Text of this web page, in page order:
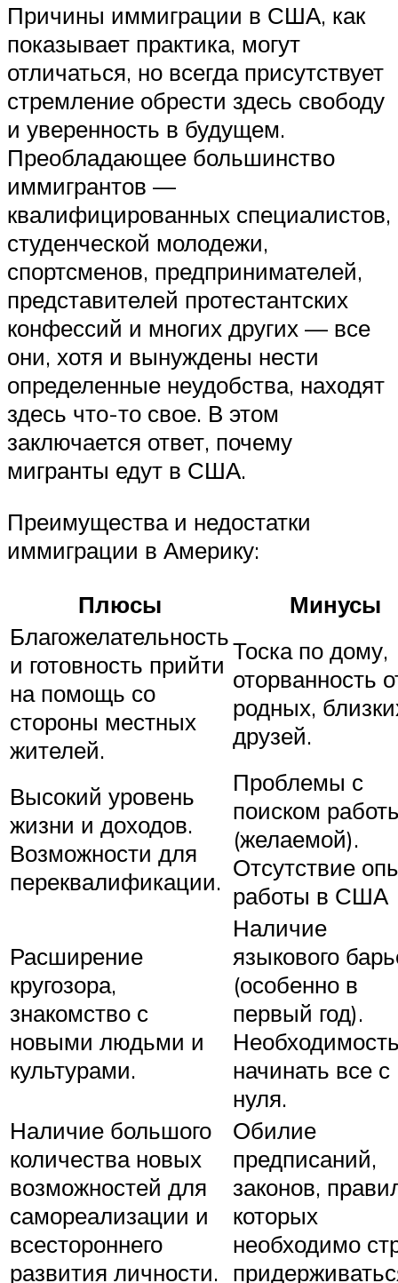
Причины иммиграции в США, как
показывает практика, могут
отличаться, но всегда присутствует
стремление обрести здесь свободу
и уверенность в будущем.
Преобладающее большинство
иммигрантов —
квалифицированных специалистов,
студенческой молодежи,
спортсменов, предпринимателей,
представителей протестантских
конфессий и многих других — все
они, хотя и вынуждены нести
определенные неудобства, находят
здесь что-то свое. В этом
заключается ответ, почему
мигранты едут в США.
Преимущества и недостатки
иммиграции в Америку:
Плюсы
Минусы
Благожелательность
и готовность прийти
на помощь со
стороны местных
жителей.
Тоска по дому,
оторванность
родных,
друзей.
Высокий уровень
жизни и доходов.
Возможности для
переквалификации.
Проблемы с
поиском
(желаемой).
Отсутствие
работы в США
Расширение
кругозора,
знакомство с
новыми людьми и
культурами.
Наличие
языкового
(особенно в
первый год).
начинать все с
нуля.
Наличие большого
количества новых
возможностей для
самореализации и
всестороннего
развития личности.
Обилие
предписаний,
законов,
которых
необходимо